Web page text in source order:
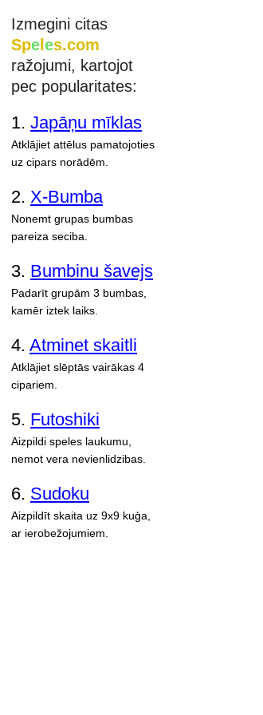
Izmegini citas
Spe es.com
ražojumi, kartojot
pec popularitates:
1. Japāņu mīklas
Atklājiet attēlus pamatojoties
uz cipars norādēm.
2. X-Bumba
Nonemt grupas bumbas
pareiza seciba.
3. Bumbinu šavejs
Padarīt grupām 3 bumbas,
kamēr iztek laiks.
4. Atminet skaitli
Atklājiet slēptās vairākas 4
cipariem.
5. Futoshiki
Aizpildi speles laukumu,
nemot vera nevienlidzibas.
6. Sudoku
Aizpildīt skaita uz 9x9 kuģa,
ar ierobežojumiem.